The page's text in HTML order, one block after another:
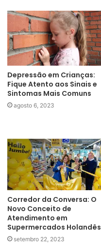
Depressão em Crianças:
Fique Atento aos Sinais e
Sintomas Mais Comuns
agosto 6, 2023
Corredor da Conversa: O
Novo Conceito de
Atendimento em
Supermercados Holandês
setembro 22, 2023